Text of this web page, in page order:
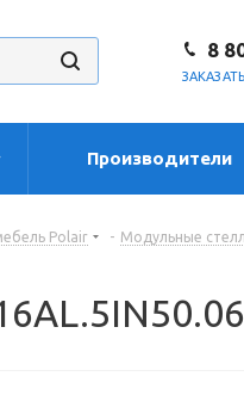
8
Производители
Polair - Модульные